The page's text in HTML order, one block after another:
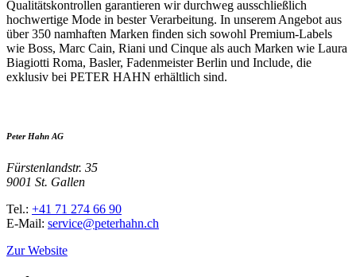
Qualitätskontrollen garantieren wir durchweg ausschließlich
hochwertige Mode in bester Verarbeitung. In unserem Angebot aus
über 350 namhaften Marken finden sich sowohl Premium-Labels
wie Boss, Marc Cain, Riani und Cinque als auch Marken wie Laura
Biagiotti Roma, Basler, Fadenmeister Berlin und Include, die
exklusiv bei PETER HAHN erhältlich sind.
Peter Hahn AG
Fürstenlandstr. 35
9001 St. Gallen
Tel.: +41 71 274 66 90
E-Mail: service@peterhahn.ch
Zur Website